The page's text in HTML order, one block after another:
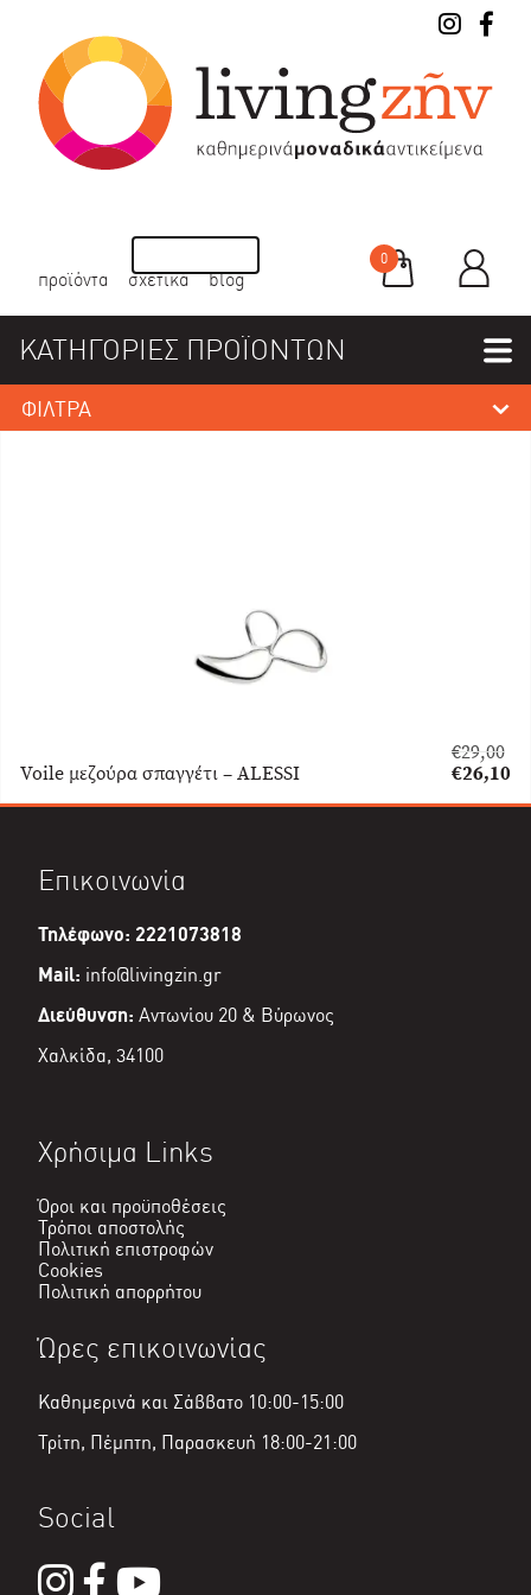
προϊόντα σχετικά blog
0
ΚΑΤΗΓΟΡΙΕΣ ΠΡΟΪΟΝΤΩΝ
ΦΙΛΤΡΑ
Voile μεζούρα σπαγγέτι – ALESSI
€29,00
Original
was:
€26,10
τρέχουσα
Επικοινωνία
Τηλέφωνο: 2221073818
Mail: info@livingzin.gr
Διεύθυνση: Αντωνίου 20 & Βύρωνος
Χαλκίδα, 34100
Χρήσιμα Links
Όροι και προϋποθέσεις
Τρόποι αποστολής
Πολιτική επιστροφών
Cookies
Πολιτική απορρήτου
Ώρες επικοινωνίας
Καθημερινά και Σάββατο 10:00-15:00
Τρίτη, Πέμπτη, Παρασκευή 18:00-21:00
Social